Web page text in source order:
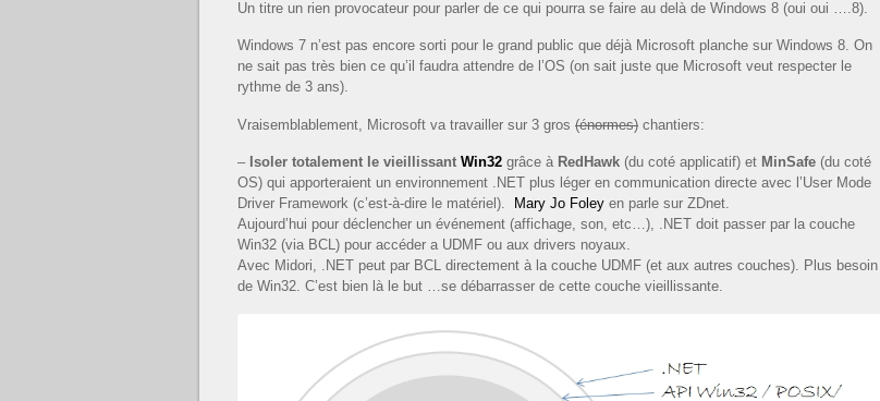
Un titre un rien provocateur pour parler de ce qui pourra se faire au delà de Windows 8 (oui oui ….8).
Windows 7 n’est pas encore sorti pour le grand public que déjà Microsoft planche sur Windows 8. On
ne sait pas très bien ce qu’il faudra attendre de l’OS (on sait juste que Microsoft veut respecter le
rythme de 3 ans).
Vraisemblablement, Microsoft va travailler sur 3 gros (énormes) chantiers:
–Isoler totalement le vieillissant Win32 grâce à RedHawk (du coté applicatif) et MinSafe (du coté
OS) qui apporteraient un environnement .NET plus léger en communication directe avec l’User Mode
Driver Framework (c’est-à-dire le matériel).
Mary Jo Foley en parle sur ZDnet.
Aujourd’hui pour déclencher un événement (affichage, son, etc…), .NET doit passer par la couche
Win32 (via BCL) pour accéder a UDMF ou aux drivers noyaux.
Avec Midori, .NET peut par BCL directement à la couche UDMF (et aux autres couches). Plus besoin
de Win32. C’est bien là le but …se débarrasser de cette couche vieillissante.